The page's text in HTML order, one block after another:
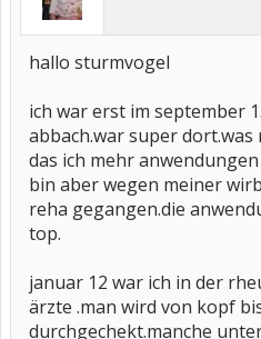
hallo sturmvogel
ich war erst im september
abbach.war super
das ich mehr
bin aber wegen meiner
reha gegangen.die
top.
januar 12 war ich in der
ärzte .man wird von kopf
durchgechekt.manche